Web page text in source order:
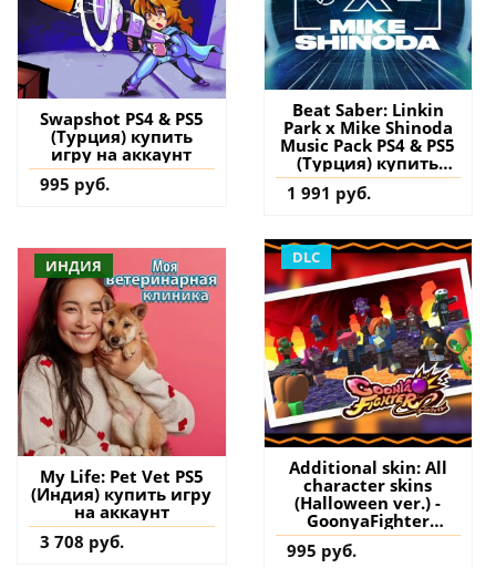
Swapshot PS4 & PS5
(Турция) купить
игру на аккаунт
995 руб.
Beat Saber: Linkin
Park x Mike Shinoda
Music Pack PS4 & PS5
(Турция) купить
дополнение на
аккаунт
1 991 руб.
ИНДИЯ
My Life: Pet Vet PS5
(Индия) купить игру
на аккаунт
3 708 руб.
DLC
Additional skin: All
character skins
(Halloween ver.) -
GoonyaFighter
JigglyHapticEdition
PS5 (Турция) купить
995 руб.